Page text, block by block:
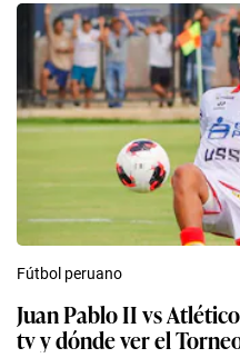
Fútbol peruano
Juan Pablo II vs
tv y dónde ver el